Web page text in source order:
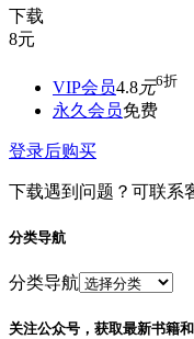
下载
8元
VIP会员4.8元6折
永久会员免费
登录后购买
下载遇到问题？可联系
分类导航
分类导航
关注公众号，获取最新书籍